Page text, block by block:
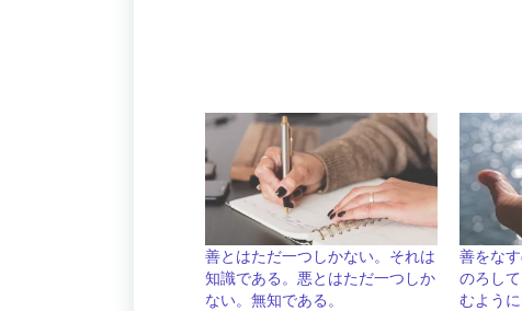
善とはただ一つしかない。それは
知識である。悪とはただ一つしか
ない。無知である。
善をな
のろし
むように